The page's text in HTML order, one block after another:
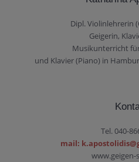
Dipl. Violinlehrerin
Geigerin,
Musikunterricht
und Klavier (Piano) in
Tel. 040-
mail: